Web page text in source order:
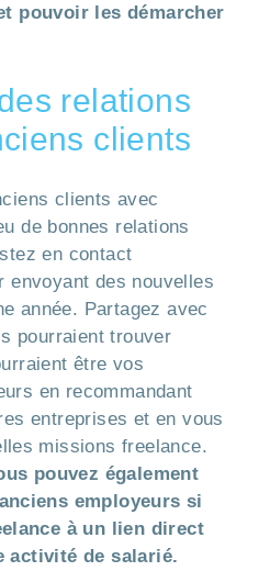
pouvoir les démarcher
relations
clients
clients avec
de bonnes relations
en contact
envoyant des nouvelles
année. Partagez avec
pourraient trouver
être vos
en recommandant
entreprises et en vous
missions freelance.
pouvez également
employeurs si
à un lien direct
activité de salarié.